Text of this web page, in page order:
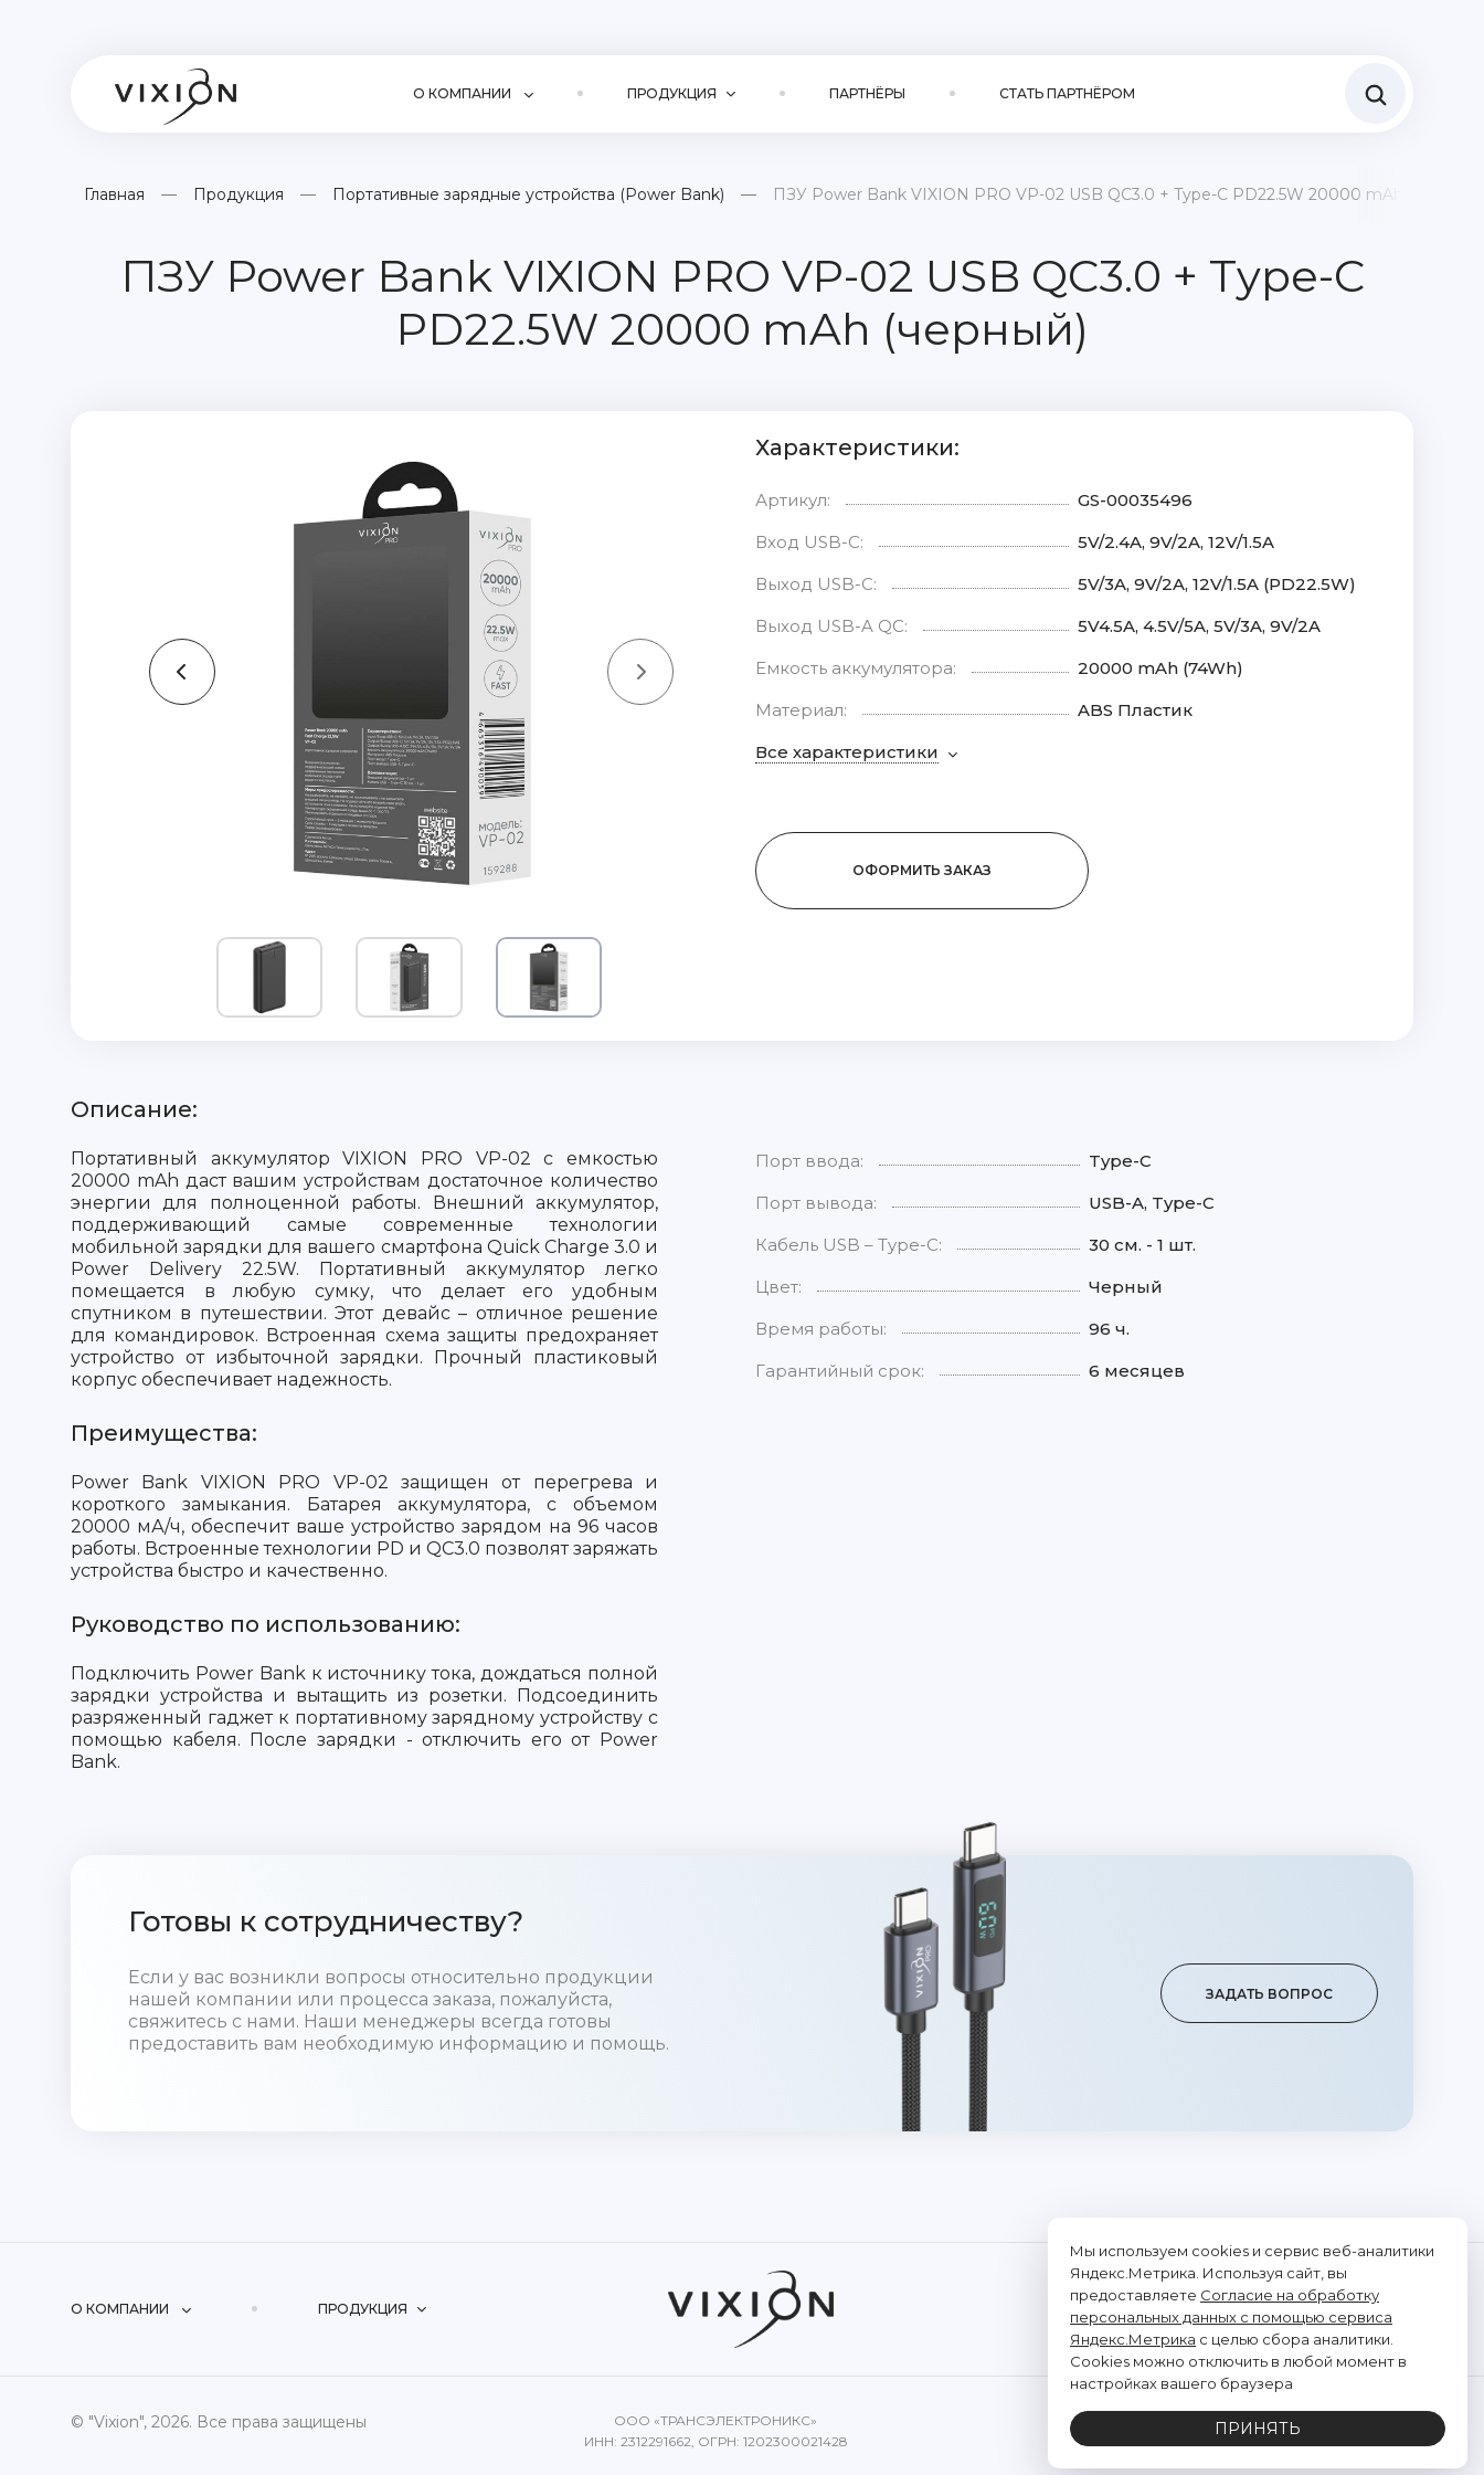
О КОМПАНИИ ПРОДУКЦИЯ ПАРТНЁРЫ СТАТЬ ПАРТНЁРОМ
Главная Продукция Портативные зарядные устройства (Power Bank) ПЗУ Power Bank VIXION PRO VP-02 USB QC3.0 + Type-C PD22.5W 20000 mAh (черный)
ПЗУ Power Bank VIXION PRO VP-02 USB QC3.0 + Type-C
PD22.5W 20000 mAh (черный)
Характеристики:
Артикул:
GS-00035496
Вход USB-C:
5V/2.4A, 9V/2A, 12V/1.5A
Выход USB-C:
5V/3A, 9V/2A, 12V/1.5A (PD22.5W)
Выход USB-A QC:
5V4.5A, 4.5V/5A, 5V/3A, 9V/2A
Емкость аккумулятора:
20000 mAh (74Wh)
Материал:
ABS Пластик
Все характеристики
ОФОРМИТЬ ЗАКАЗ
Описание:
Портативный аккумулятор VIXION PRO VP-02 с емкостью
20000 mAh даст вашим устройствам достаточное количество
энергии для полноценной работы. Внешний аккумулятор,
поддерживающий самые современные технологии
мобильной зарядки для вашего смартфона Quick Charge 3.0 и
Power Delivery 22.5W. Портативный аккумулятор легко
помещается в любую сумку, что делает его удобным
спутником в путешествии. Этот девайс – отличное решение
для командировок. Встроенная схема защиты предохраняет
устройство от избыточной зарядки. Прочный пластиковый
корпус обеспечивает надежность.
Преимущества:
Power Bank VIXION PRO VP-02 защищен от перегрева и
короткого замыкания. Батарея аккумулятора, с объемом
20000 мА/ч, обеспечит ваше устройство зарядом на 96 часов
работы. Встроенные технологии PD и QC3.0 позволят заряжать
устройства быстро и качественно.
Руководство по использованию:
Подключить Power Bank к источнику тока, дождаться полной
зарядки устройства и вытащить из розетки. Подсоединить
разряженный гаджет к портативному зарядному устройству с
помощью кабеля. После зарядки - отключить его от Power
Bank.
Порт ввода:
Type-C
Порт вывода:
USB-A, Type-C
Кабель USB – Type-C:
30 см. - 1 шт.
Цвет:
Черный
Время работы:
96 ч.
Гарантийный срок:
6 месяцев
Готовы к сотрудничеству?
Если у вас возникли вопросы относительно продукции
нашей компании или процесса заказа, пожалуйста,
свяжитесь с нами. Наши менеджеры всегда готовы
предоставить вам необходимую информацию и помощь.
ЗАДАТЬ ВОПРОС
О КОМПАНИИ ПРОДУКЦИЯ ПАРТНЁРЫ СТАТЬ ПАРТНЁРОМ
© "Vixion", 2026. Все права защищены
ООО «ТРАНСЭЛЕКТРОНИКС»
ИНН: 2312291662, ОГРН: 1202300021428
Политика обработки персональных данных
Мы используем cookies и сервис веб-аналитики
Яндекс.Метрика. Используя сайт, вы
предоставляете Согласие на обработку
персональных данных с помощью сервиса
Яндекс.Метрика с целью сбора аналитики.
Cookies можно отключить в любой момент в
настройках вашего браузера
ПРИНЯТЬ